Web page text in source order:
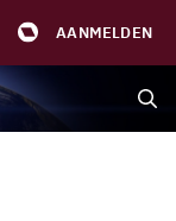
AANMELDEN